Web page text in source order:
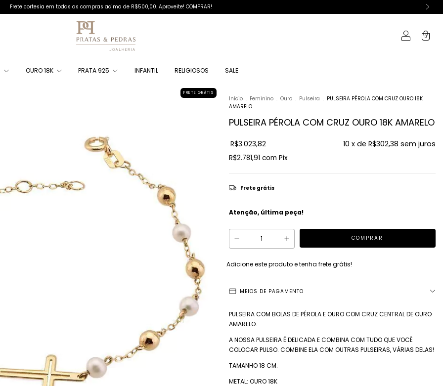
Frete cortesia em todas as compras acima de R$500,00. Aproveite! COMPRAR!
0
OURO 18K PRATA 925 INFANTIL RELIGIOSOS SALE
FRETE GRÁTIS
Início . Feminino . Ouro . Pulseira . PULSEIRA PÉROLA COM CRUZ OURO 18K
AMARELO
PULSEIRA PÉROLA COM CRUZ OURO 18K AMARELO
R$3.023,82 10 x de R$302,38 sem juros
R$2.781,91 com Pix
Frete grátis
Atenção, última peça!
Adicione este produto etenha frete grátis!
MEIOS DE PAGAMENTO
PULSEIRA COM BOLAS DE PÉROLA E OURO COM CRUZ CENTRAL DE OURO
AMARELO.
A NOSSA PULSEIRA É DELICADA E COMBINA COM TUDO QUE VOCÊ
COLOCAR PULSO. COMBINE ELA COM OUTRAS PULSEIRAS, VÁRIAS DELAS!
TAMANHO 18 CM.
METAL: OURO 18K